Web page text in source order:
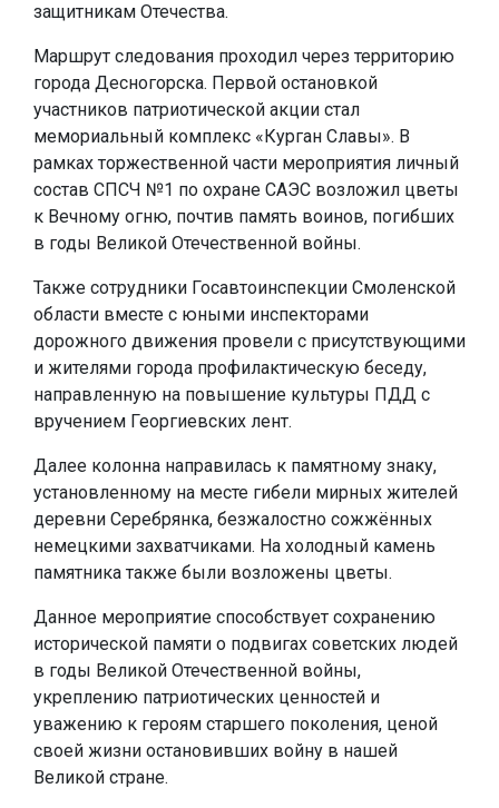
защитникам Отечества.
Маршрут следования проходил через территорию
города Десногорска. Первой остановкой
участников патриотической акции стал
мемориальный комплекс «Курган Славы». В
рамках торжественной части мероприятия личный
состав СПСЧ №1 по охране САЭС возложил цветы
к Вечному огню, почтив память воинов, погибших
в годы Великой Отечественной войны.
Также сотрудники Госавтоинспекции Смоленской
области вместе с юными инспекторами
дорожного движения провели с присутствующими
и жителями города профилактическую беседу,
направленную на повышение культуры ПДД с
вручением Георгиевских лент.
Далее колонна направилась к памятному знаку,
установленному на месте гибели мирных жителей
деревни Серебрянка, безжалостно сожжённых
немецкими захватчиками. На холодный камень
памятника также были возложены цветы.
Данное мероприятие способствует сохранению
исторической памяти о подвигах советских людей
в годы Великой Отечественной войны,
укреплению патриотических ценностей и
уважению к героям старшего поколения, ценой
своей жизни остановивших войну в нашей
Великой стране.